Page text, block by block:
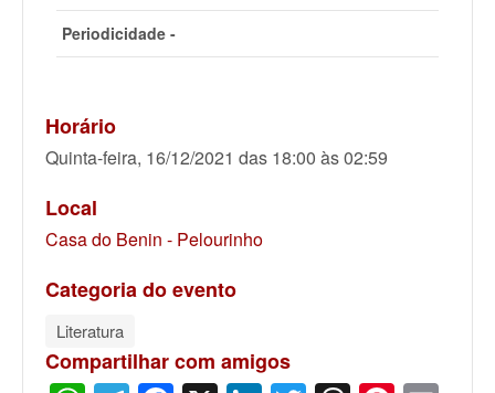
Periodicidade -
Horário
Quinta-feira, 16/12/2021 das 18:00 às 02:59
Local
Casa do Benin - Pelourinho
Categoria do evento
Literatura
Compartilhar com amigos